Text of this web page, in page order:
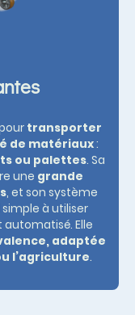
transporter
de matériaux:
ou palettes. Sa
une grande
, et son système
à utiliser
Elle
adaptée
l’agriculture.